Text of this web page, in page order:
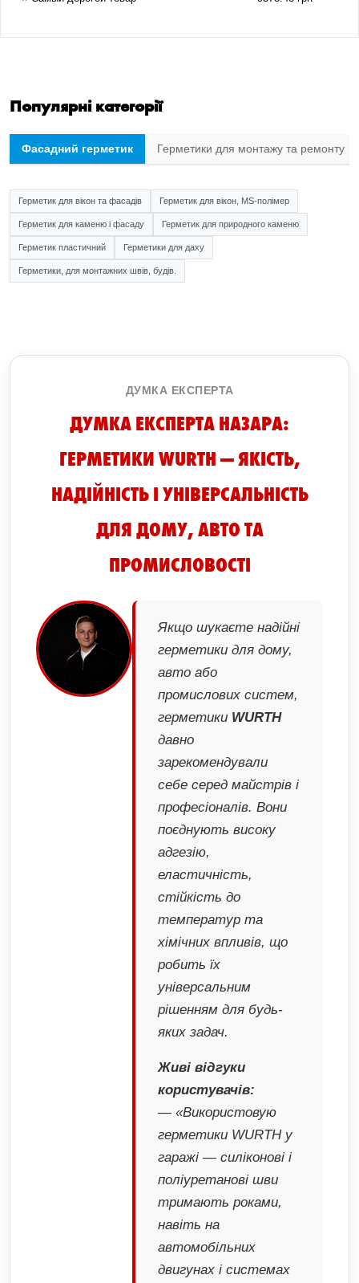
Популярні категорії
Фасадний герметик Герметики для монтажу та ремонту
Герметик для вікон та фасадів Герметик для вікон, MS-полімер
Герметик для каменю і фасаду Герметик для природного каменю
Герметик пластичний Герметики для даху
Герметики, для монтажних швів, будів.
ДУМКА ЕКСПЕРТА
ДУМКА ЕКСПЕРТА НАЗАРА:
ГЕРМЕТИКИ WURTH — ЯКІСТЬ,
НАДІЙНІСТЬ І УНІВЕРСАЛЬНІСТЬ
ДЛЯ ДОМУ, АВТО ТА
ПРОМИСЛОВОСТІ
Якщо шукаєте надійні
герметики для дому,
авто або
промислових систем,
герметики WURTH
давно
зарекомендували
себе серед майстрів і
професіоналів. Вони
поєднують високу
адгезію,
еластичність,
стійкість до
температур та
хімічних впливів, що
робить їх
універсальним
рішенням для будь-
яких задач.
Живі відгуки
користувачів:
— «Використовую
герметики WURTH у
гаражі — силіконові і
поліуретанові шви
тримають роками,
навіть на
автомобільних
двигунах і системах